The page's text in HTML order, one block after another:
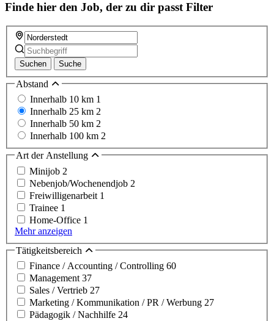
Finde hier den Job, der zu dir passt Filter
Suchen Suche
Abstand
Innerhalb 10 km 1
Innerhalb 25 km 2
Innerhalb 50 km 2
Innerhalb 100 km 2
Art der Anstellung
Minijob 2
Nebenjob/Wochenendjob 2
Freiwilligenarbeit 1
Trainee 1
Home-Office 1
Mehr anzeigen
Tätigkeitsbereich
Finance / Accounting / Controlling 60
Management 37
Sales / Vertrieb 27
Marketing / Kommunikation / PR / Werbung 27
Pädagogik / Nachhilfe 24